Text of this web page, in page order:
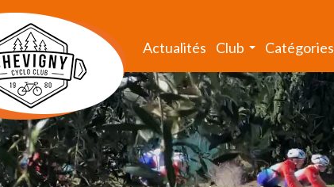
Actualités Club Catégories